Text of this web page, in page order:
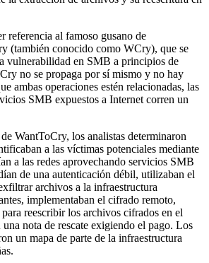
referencia al famoso gusano de
(también conocido como WCry), que se
vulnerabilidad en SMB a principios de
no se propaga por sí mismo y no hay
ambas operaciones estén relacionadas, las
SMB expuestos a Internet corren un
WantToCry, los analistas determinaron
a las víctimas potenciales mediante
a las redes aprovechando servicios SMB
de una autenticación débil, utilizaban el
archivos a la infraestructura
implementaban el cifrado remoto,
reescribir los archivos cifrados en el
nota de rescate exigiendo el pago. Los
un mapa de parte de la infraestructura